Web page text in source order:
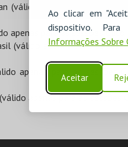
Ao clicar em
dispositivo.
Informações Sobre
Aceitar
(válido apenas para as
apenas para as sessões
(válido apenas para as
apenas para as sessões
apenas para as sessões